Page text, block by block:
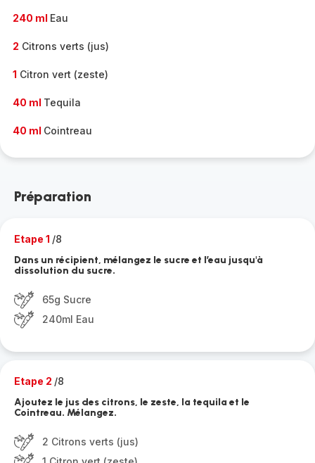
240 ml Eau
2 Citrons verts (jus)
1 Citron vert (zeste)
40 ml Tequila
40 ml Cointreau
Préparation
Etape 1 /8
Dans un récipient, mélangez le sucre et l’eau jusqu'à
dissolution du sucre.
65g Sucre
240ml Eau
Etape 2 /8
Ajoutez le jus des citrons, le zeste, la tequila et le
Cointreau. Mélangez.
2 Citrons verts (jus)